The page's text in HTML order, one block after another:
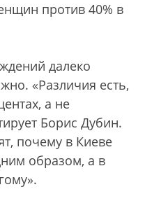
против 40% в
далеко
«Различия есть,
а не
Борис Дубин.
почему в Киеве
образом, а в